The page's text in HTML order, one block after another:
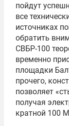
пойдут
все
источниках
обратить
СВБР-100
временно
площадки
прочего,
позволяет
получая
кратной 100